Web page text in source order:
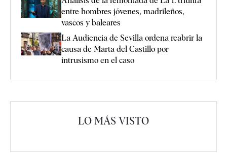
entre hombres jóvenes, madrileños,
vascos y baleares
La Audiencia de Sevilla ordena reabrir la
causa de Marta del Castillo por
intrusismo en el caso
LO MÁS VISTO